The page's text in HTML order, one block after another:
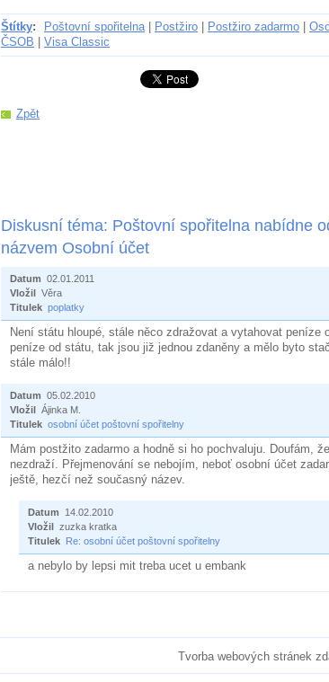
Štítky: Poštovní spořitelna | Postžiro | Postžiro zadarmo |
ČSOB | Visa Classic
Zpět
Diskusní téma: Poštovní spořitelna nabídne
názvem Osobní účet
Datum 02.01.2011
Vložil Věra
Titulek poplatky
Není státu hloupé, stále něco zdražovat a vytahovat peníze
peníze od státu, tak jsou již jednou zdaněny a mělo byto
stále málo!!
Datum 05.02.2010
Vložil Ájinka M.
Titulek osobní účet poštovní spořitelny
Mám postžito zadarmo a hodně si ho pochvaluju. Doufám,
nezdraží. Přejmenování se nebojím, neboť osobní účet
ještě, hezčí než současný název.
Datum
14.02.2010
Vložil zuzka kratka
Titulek Re: osobní účet poštovní spořitelny
a nebylo by lepsi mit treba ucet u embank
Tvorba webových stránek